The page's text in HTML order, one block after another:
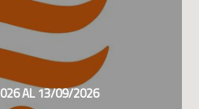
AL 13/09/2026